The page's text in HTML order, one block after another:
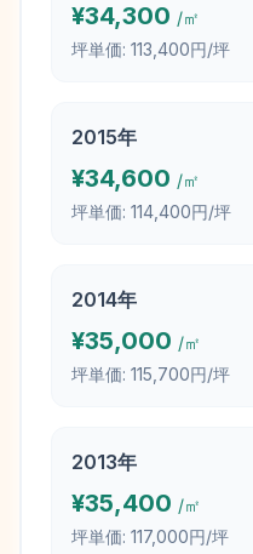
¥34,300 /㎡
坪単価: 113,400円/坪
2015年
¥34,600 /㎡
坪単価: 114,400円/坪
2014年
¥35,000 /㎡
坪単価: 115,700円/坪
2013年
¥35,400 /㎡
坪単価: 117,000円/坪